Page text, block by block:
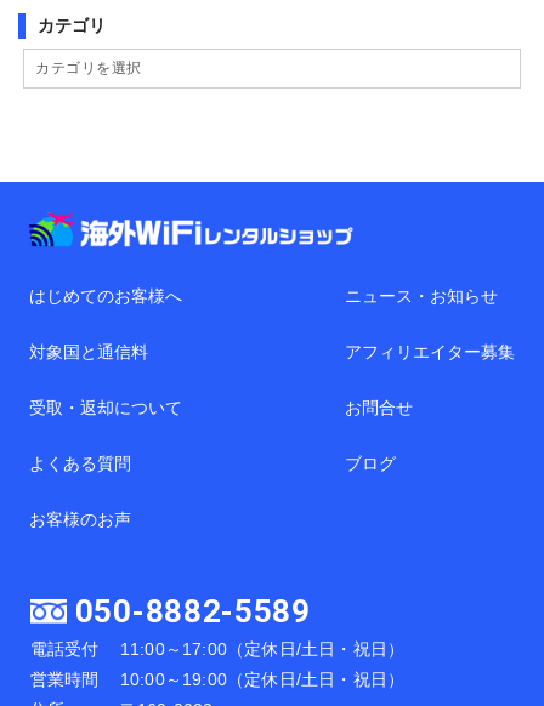
カテゴリ
はじめてのお客様へ
対象国と通信料
受取・返却について
よくある質問
お客様のお声
ニュース・お知らせ
アフィリエイター募集
お問合せ
ブログ
050-8882-5589
電話受付
11:00～17:00（定休日/土日・祝日）
営業時間
10:00～19:00（定休日/土日・祝日）